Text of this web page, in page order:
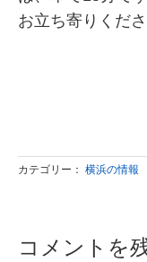
お立ち寄りくだ
カテゴリー： 横浜の情報
コメントを